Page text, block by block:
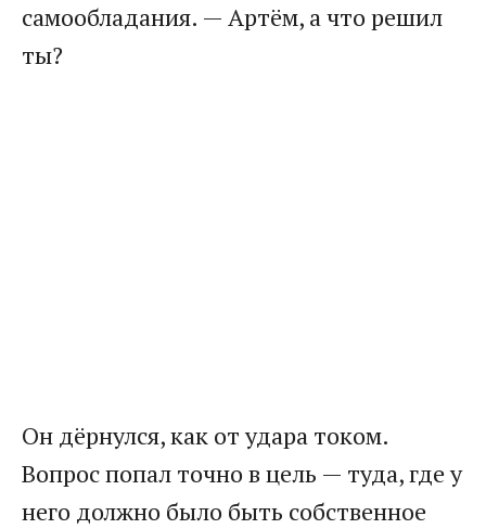
самообладания. — Артём, а что решил
ты?
Он дёрнулся, как от удара током.
Вопрос попал точно в цель — туда, где у
него должно было быть собственное